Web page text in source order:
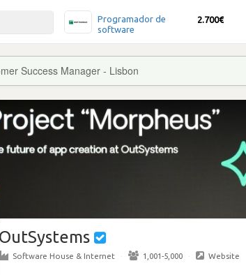
Programador de
software
2.700€
Success Manager - Lisbon
OutSystems
Software House & Internet · 1,001-5,000 · Website